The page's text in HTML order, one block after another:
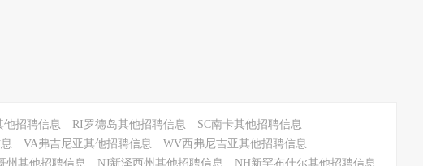
他招聘信息 RI罗德岛其他招聘信息
SC南卡其他招聘信息
VA弗吉尼亚其他招聘信息
WV西弗尼吉亚其他招聘信息
州其他招聘信息 NJ新泽西州其他招聘信息 NH新罕布什尔其他招聘信息